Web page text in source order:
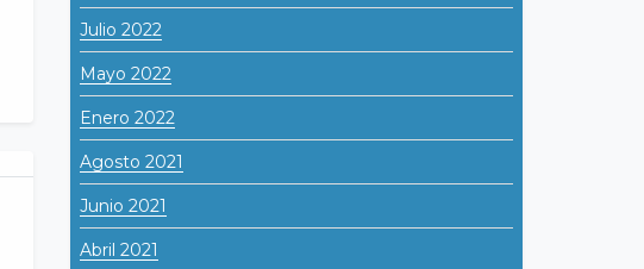
Julio 2022
Mayo 2022
Enero 2022
Agosto 2021
Junio 2021
Abril 2021